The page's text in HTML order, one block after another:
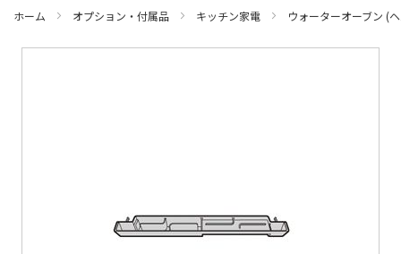
ホーム オプション・付属品 キッチン家電 ウォーターオーブン (